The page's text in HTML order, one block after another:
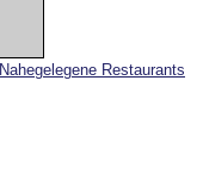
Nahegelegene Restaurants